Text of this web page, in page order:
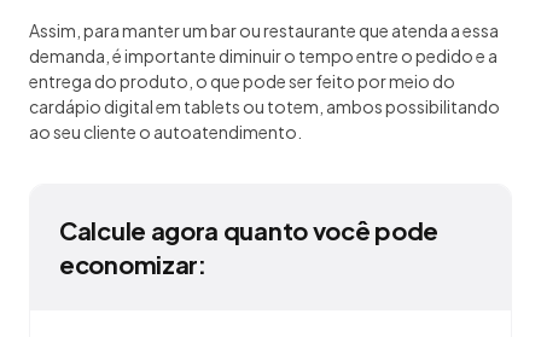
Assim, para manter um bar ou restaurante que atenda a essa
demanda, é importante diminuir o tempo entre o pedido e a
entrega do produto, o que pode ser feito por meio do
cardápio digital em tablets ou totem, ambos possibilitando
ao seu cliente o autoatendimento.
Calcule agora quanto você pode
economizar: